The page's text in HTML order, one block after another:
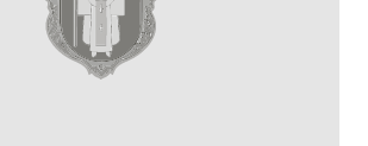
Бюджет